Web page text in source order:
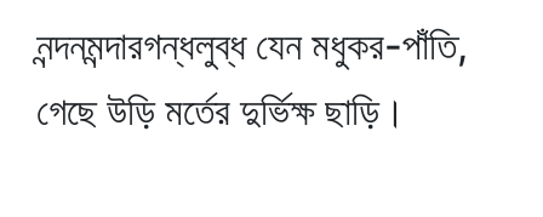
নন্দনমন্দারগন্ধলুব্ধ যেন মধুকর-পাঁতি,
গেছে উড়ি মর্তের দুর্ভিক্ষ ছাড়ি।